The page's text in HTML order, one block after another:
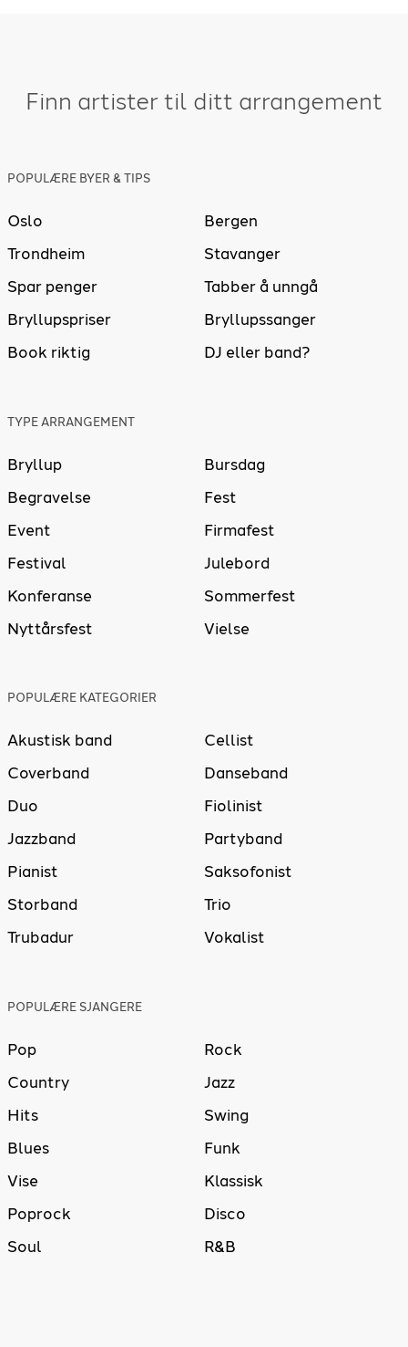
Finn artister til ditt arrangement
POPULÆRE BYER & TIPS
Oslo
Bergen
Trondheim
Stavanger
Spar penger
Tabber å unngå
Bryllupspriser
Bryllupssanger
Book riktig
DJ eller band?
TYPE ARRANGEMENT
Bryllup
Bursdag
Begravelse
Fest
Event
Firmafest
Festival
Julebord
Konferanse
Sommerfest
Nyttårsfest
Vielse
POPULÆRE KATEGORIER
Akustisk band
Cellist
Coverband
Danseband
Duo
Fiolinist
Jazzband
Partyband
Pianist
Saksofonist
Storband
Trio
Trubadur
Vokalist
POPULÆRE SJANGERE
Pop
Rock
Country
Jazz
Hits
Swing
Blues
Funk
Vise
Klassisk
Poprock
Disco
Soul
R&B